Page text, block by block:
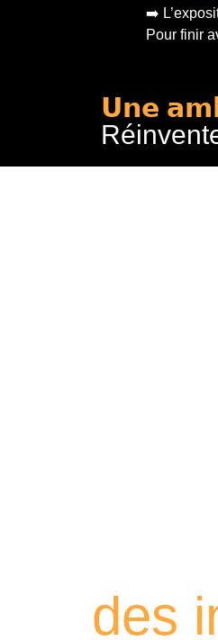
➡️
Pour finir
𝗨𝗻𝗲
des